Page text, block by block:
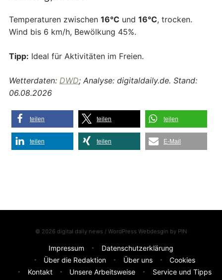
Temperaturen zwischen 16°C und 16°C, trocken.
Wind bis 6 km/h, Bewölkung 45%.
Tipp: Ideal für Aktivitäten im Freien.
Wetterdaten: DWD; Analyse: digitaldaily.de. Stand:
06.08.2026
teilen teilen teilen
teilen teilen E-Mail
© 2026 digital daily news / WordPress Webdesgin by PIN
Impressum
Datenschutzerklärung
Über die Redaktion
Über uns
Cookies
Kontakt
Unsere Arbeitsweise Service und Tipps